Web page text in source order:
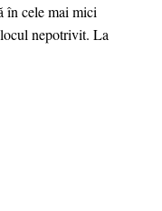
în cele mai mici
nepotrivit. La